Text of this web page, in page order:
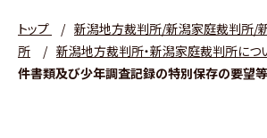
トップ / 新潟地方裁判所/新潟家庭裁判所/
所
/ 新潟地方裁判所・新潟家庭裁判所につ
件書類及び少年調査記録の特別保存の要望